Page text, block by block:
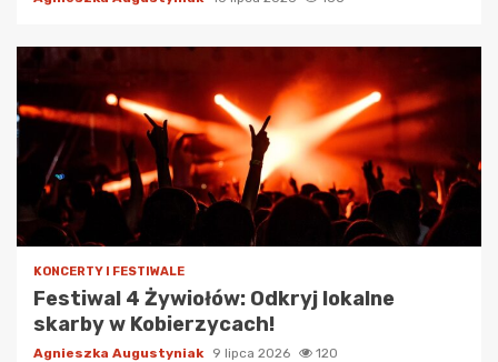
KONCERTY I FESTIWALE
Festiwal 4 Żywiołów: Odkryj lokalne
skarby w Kobierzycach!
Agnieszka Augustyniak 9 lipca 2026 120